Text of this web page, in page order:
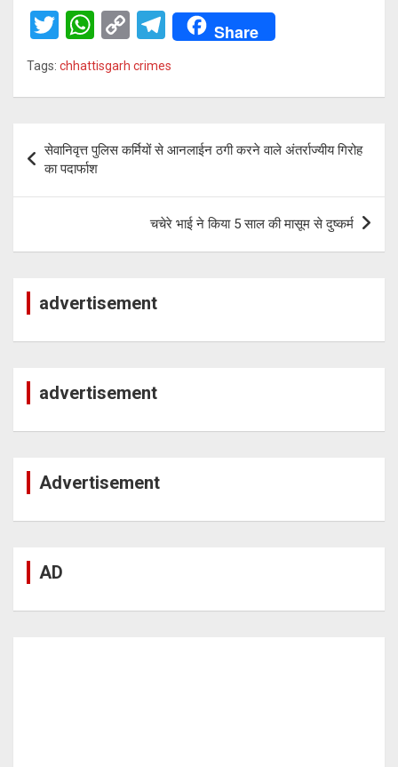
T
wi
tt
W
h
at
A
p
p
C
py
n
T
e
a
Share
Tags: chhattisgarh crimes
Post
navigation
सेवानिवृत्त पुलिस कर्मियों से आनलाईन ठगी करने वाले अंतर्राज्यीय गिरोह
का पदार्फाश
चचेरे भाई ने किया 5 साल की मासूम से दुष्कर्म
advertisement
advertisement
Advertisement
AD